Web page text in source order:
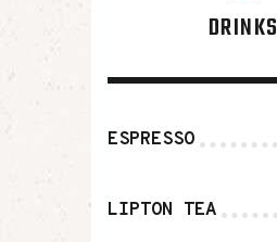
DRINKS
ESPRESSO
LIPTON TEA